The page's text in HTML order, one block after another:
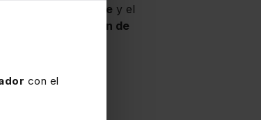
con el
con el cliente y el
la Administración de